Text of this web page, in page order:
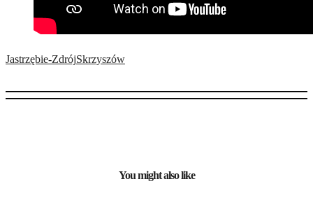
Jastrzębie-ZdrójSkrzyszów
You might also like